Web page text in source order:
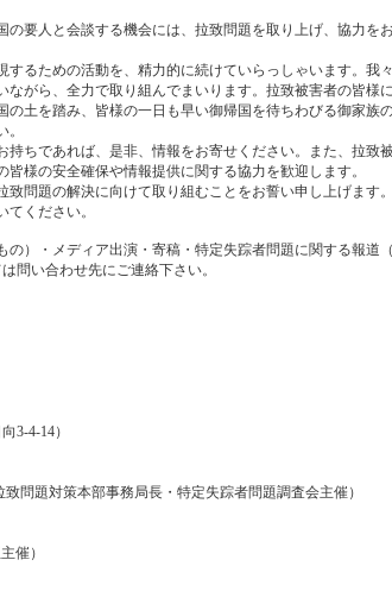
要人と会談する機会には、拉致問題を取り上げ、協力を
るための活動を、精力的に続けていらっしゃいます。我
がら、全力で取り組んでまいります。拉致被害者の皆様
土を踏み、皆様の一日も早い御帰国を待ちわびる御家族の
ちであれば、是非、情報をお寄せください。また、拉致
様の安全確保や情報提供に関する協力を歓迎します。
問題の解決に向けて取り組むことをお誓い申し上げます
ください。
）・メディア出演・寄稿・特定失踪者問題に関する報道
問い合わせ先にご連絡下さい。
3-4-14）
問題対策本部事務局長・特定失踪者問題調査会主催）
催）